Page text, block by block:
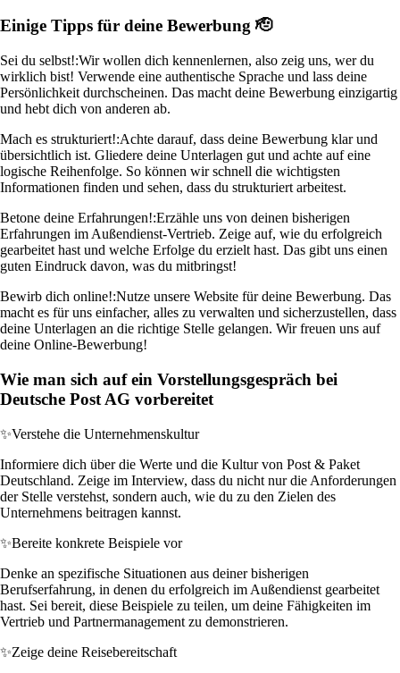
Einige Tipps für deine Bewerbung 🫡
Sei du selbst!:Wir wollen dich kennenlernen, also zeig uns, wer du
wirklich bist! Verwende eine authentische Sprache und lass deine
Persönlichkeit durchscheinen. Das macht deine Bewerbung einzigartig
und hebt dich von anderen ab.
Mach es strukturiert!:Achte darauf, dass deine Bewerbung klar und
übersichtlich ist. Gliedere deine Unterlagen gut und achte auf eine
logische Reihenfolge. So können wir schnell die wichtigsten
Informationen finden und sehen, dass du strukturiert arbeitest.
Betone deine Erfahrungen!:Erzähle uns von deinen bisherigen
Erfahrungen im Außendienst-Vertrieb. Zeige auf, wie du erfolgreich
gearbeitet hast und welche Erfolge du erzielt hast. Das gibt uns einen
guten Eindruck davon, was du mitbringst!
Bewirb dich online!:Nutze unsere Website für deine Bewerbung. Das
macht es für uns einfacher, alles zu verwalten und sicherzustellen, dass
deine Unterlagen an die richtige Stelle gelangen. Wir freuen uns auf
deine Online-Bewerbung!
Wie man sich auf ein Vorstellungsgespräch bei
Deutsche Post AG vorbereitet
✨Verstehe die Unternehmenskultur
Informiere dich über die Werte und die Kultur von Post & Paket
Deutschland. Zeige im Interview, dass du nicht nur die Anforderungen
der Stelle verstehst, sondern auch, wie du zu den Zielen des
Unternehmens beitragen kannst.
✨Bereite konkrete Beispiele vor
Denke an spezifische Situationen aus deiner bisherigen
Berufserfahrung, in denen du erfolgreich im Außendienst gearbeitet
hast. Sei bereit, diese Beispiele zu teilen, um deine Fähigkeiten im
Vertrieb und Partnermanagement zu demonstrieren.
✨Zeige deine Reisebereitschaft